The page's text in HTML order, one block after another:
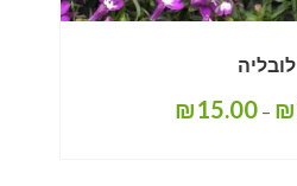
לובליה
₪
–
₪15.00